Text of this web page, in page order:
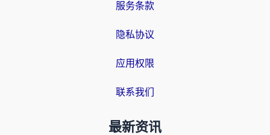
服务条款
隐私协议
应用权限
联系我们
最新资讯